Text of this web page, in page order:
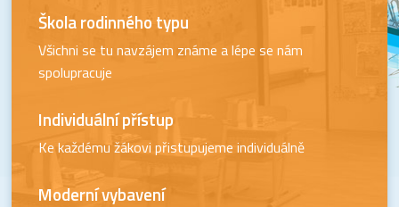
Škola rodinného typu
Všichni se tu navzájem známe a lépe se nám
spolupracuje
Individuální přístup
Ke každému žákovi přistupujeme individuálně
Moderní vybavení